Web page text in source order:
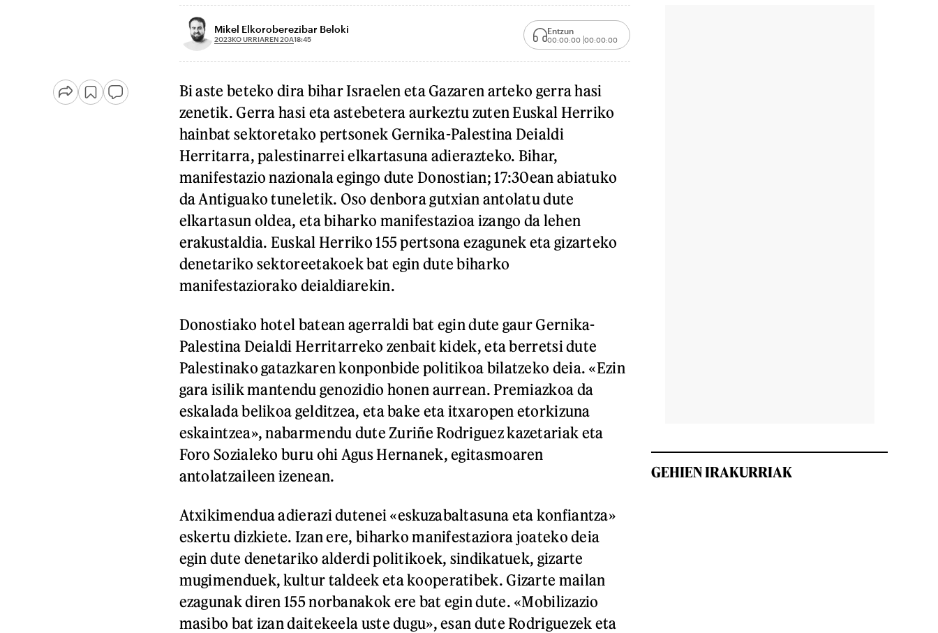
Mikel Elkoroberezibar Beloki
2023KO URRIAREN 20A18:45
Entzun
00:00:00 00:00:00
Bi aste beteko dira bihar Israelen eta Gazaren arteko gerra hasi
zenetik. Gerra hasi eta astebetera aurkeztu zuten Euskal Herriko
hainbat sektoretako pertsonek Gernika-Palestina Deialdi
Herritarra, palestinarrei elkartasuna adierazteko. Bihar,
manifestazio nazionala egingo dute Donostian; 17:30ean abiatuko
da Antiguako tuneletik. Oso denbora gutxian antolatu dute
elkartasun oldea, eta biharko manifestazioa izango da lehen
erakustaldia. Euskal Herriko 155 pertsona ezagunek eta gizarteko
denetariko sektoreetakoek bat egin dute biharko
manifestaziorako deialdiarekin.
Donostiako hotel batean agerraldi bat egin dute gaur Gernika-
Palestina Deialdi Herritarreko zenbait kidek, eta berretsi dute
Palestinako gatazkaren konponbide politikoa bilatzeko deia. «Ezin
gara isilik mantendu genozidio honen aurrean. Premiazkoa da
eskalada belikoa gelditzea, eta bake eta itxaropen etorkizuna
eskaintzea», nabarmendu dute Zuriñe Rodriguez kazetariak eta
Foro Sozialeko buru ohi Agus Hernanek, egitasmoaren
antolatzaileen izenean.
Atxikimendua adierazi dutenei «eskuzabaltasuna eta konfiantza»
eskertu dizkiete. Izan ere, biharko manifestaziora joateko deia
egin dute denetariko alderdi politikoek, sindikatuek, gizarte
mugimenduek, kultur taldeek eta kooperatibek. Gizarte mailan
ezagunak diren 155 norbanakok ere bat egin dute. «Mobilizazio
masibo bat izan daitekeela uste dugu», esan dute Rodriguezek eta
GEHIEN IRAKURRIAK